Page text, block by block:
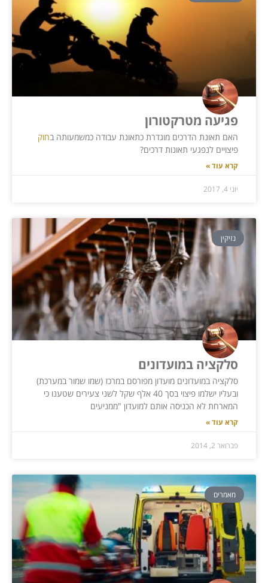
פגיעה מטרקטורון
האם תאונת הדרכים מוגדרת כתאונת עבודה כמשמעותה בחוק
פיצויים לנפגעי תאונות דרכים?
קרא עוד »
יוני 4, 2017
נזיקין
סלקציה במועדונים
סלקציה במועדונים מועדון מפורסם במרכז (שמו שמור במערכת)
ובעליו ישלמו פיצוי בסך 40 אלף שקל לשני צעירים שטענו כי
המארחת לא הכניסה אותם למועדון "ממניעים
קרא עוד »
פברואר 2, 2014
מאמרים